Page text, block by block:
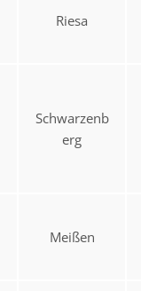
Riesa
Schwarzenb
erg
Meißen